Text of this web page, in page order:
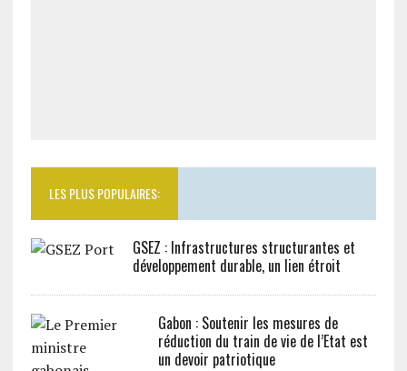
LES PLUS POPULAIRES:
GSEZ : Infrastructures structurantes et
développement durable, un lien étroit
Gabon : Soutenir les mesures de
réduction du train de vie de l’Etat est
un devoir patriotique